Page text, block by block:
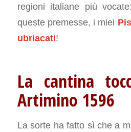
regioni italiane più
queste premesse, i miei
ubriacati!
La cantina
Artimino 1596
La sorte ha fatto sì che a